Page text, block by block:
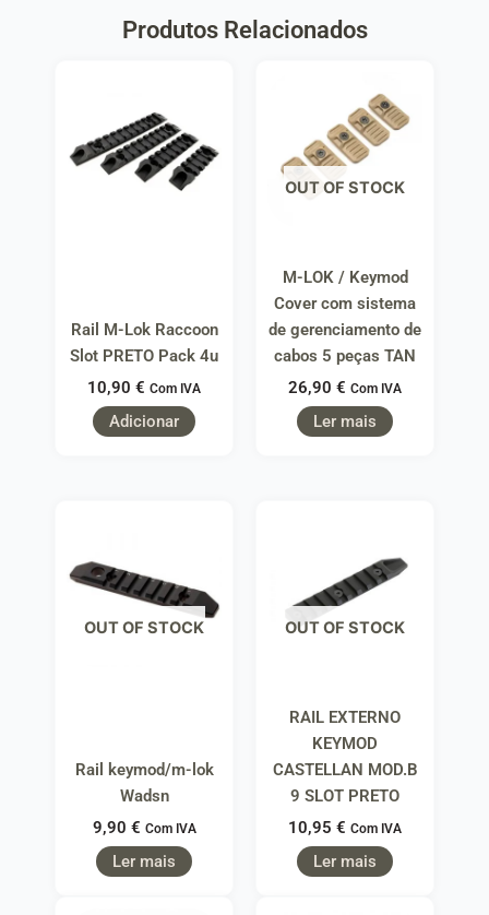
Produtos Relacionados
Rail M-Lok Raccoon
Slot PRETO Pack 4u
10,90 € Com IVA
Adicionar
OUT OF STOCK
M-LOK / Keymod
Cover com sistema
de gerenciamento de
cabos 5 peças TAN
26,90 € Com IVA
Ler mais
OUT OF STOCK
Rail keymod/m-lok
Wadsn
9,90 € Com IVA
Ler mais
OUT OF STOCK
RAIL EXTERNO
KEYMOD
CASTELLAN MOD.B
9 SLOT PRETO
10,95 € Com IVA
Ler mais